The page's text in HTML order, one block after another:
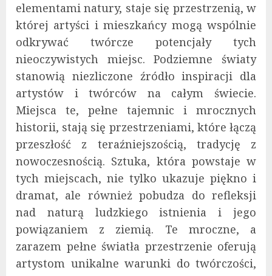
elementami natury, staje się przestrzenią, w
której artyści i mieszkańcy mogą wspólnie
odkrywać twórcze potencjały tych
nieoczywistych miejsc. Podziemne światy
stanowią niezliczone źródło inspiracji dla
artystów i twórców na całym świecie.
Miejsca te, pełne tajemnic i mrocznych
historii, stają się przestrzeniami, które łączą
przeszłość z teraźniejszością, tradycję z
nowoczesnością. Sztuka, która powstaje w
tych miejscach, nie tylko ukazuje piękno i
dramat, ale również pobudza do refleksji
nad naturą ludzkiego istnienia i jego
powiązaniem z ziemią. Te mroczne, a
zarazem pełne światła przestrzenie oferują
artystom unikalne warunki do twórczości,